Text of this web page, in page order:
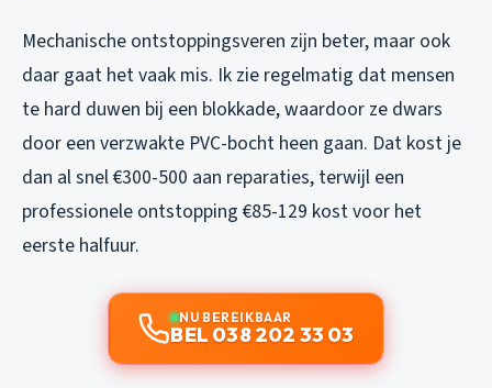
Mechanische ontstoppingsveren zijn beter, maar ook
daar gaat het vaak mis. Ik zie regelmatig dat mensen
te hard duwen bij een blokkade, waardoor ze dwars
door een verzwakte PVC-bocht heen gaan. Dat kost je
dan al snel €300-500 aan reparaties, terwijl een
professionele ontstopping €85-129 kost voor het
eerste halfuur.
NU BEREIKBAAR
BEL 038 202 33 03